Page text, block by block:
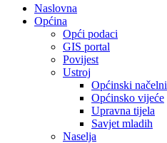
Naslovna
Općina
Opći podaci
GIS portal
Povijest
Ustroj
Općinski
Općinsko vijeće
Upravna tijela
Savjet mladih
Naselja